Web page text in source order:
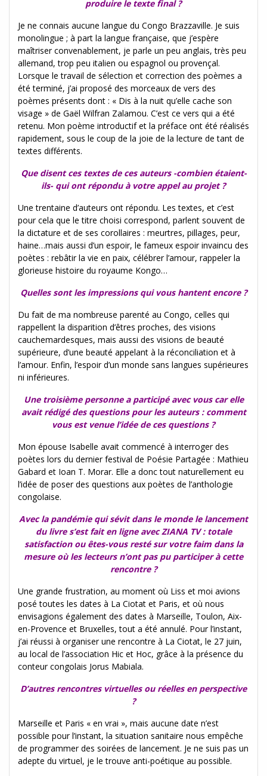
produire le texte final ?
Je ne connais aucune langue du Congo Brazzaville. Je suis
monolingue ; à part la langue française, que j’espère
maîtriser convenablement, je parle un peu anglais, très peu
allemand, trop peu italien ou espagnol ou provençal.
Lorsque le travail de sélection et correction des poèmes a
été terminé, j’ai proposé des morceaux de vers des
poèmes présents dont : « Dis à la nuit qu’elle cache son
visage » de Gaël Wilfran Zalamou. C’est ce vers qui a été
retenu. Mon poème introductif et la préface ont été réalisés
rapidement, sous le coup de la joie de la lecture de tant de
textes différents.
Que disent ces textes de ces auteurs -combien étaient-
ils- qui ont répondu à votre appel au projet ?
Une trentaine d’auteurs ont répondu. Les textes, et c’est
pour cela que le titre choisi correspond, parlent souvent de
la dictature et de ses corollaires : meurtres, pillages, peur,
haine…mais aussi d’un espoir, le fameux espoir invaincu des
poètes : rebâtir la vie en paix, célébrer l’amour, rappeler la
glorieuse histoire du royaume Kongo…
Quelles sont les impressions qui vous hantent encore ?
Du fait de ma nombreuse parenté au Congo, celles qui
rappellent la disparition d’êtres proches, des visions
cauchemardesques, mais aussi des visions de beauté
supérieure, d’une beauté appelant à la réconciliation et à
l’amour. Enfin, l’espoir d’un monde sans langues supérieures
ni inférieures.
Une troisième personne a participé avec vous car elle
avait rédigé des questions pour les auteurs : comment
vous est venue l’idée de ces questions ?
Mon épouse Isabelle avait commencé à interroger des
poètes lors du dernier festival de Poésie Partagée : Mathieu
Gabard et Ioan T. Morar. Elle a donc tout naturellement eu
l’idée de poser des questions aux poètes de l’anthologie
congolaise.
Avec la pandémie qui sévit dans le monde le lancement
du livre s’est fait en ligne avec ZIANA TV : totale
satisfaction ou êtes-vous resté sur votre faim dans la
mesure où les lecteurs n’ont pas pu participer à cette
rencontre ?
Une grande frustration, au moment où Liss et moi avions
posé toutes les dates à La Ciotat et Paris, et où nous
envisagions également des dates à Marseille, Toulon, Aix-
en-Provence et Bruxelles, tout a été annulé. Pour l’instant,
j’ai réussi à organiser une rencontre à La Ciotat, le 27 juin,
au local de l’association Hic et Hoc, grâce à la présence du
conteur congolais Jorus Mabiala.
D’autres rencontres virtuelles ou réelles en perspective
?
Marseille et Paris « en vrai », mais aucune date n’est
possible pour l’instant, la situation sanitaire nous empêche
de programmer des soirées de lancement. Je ne suis pas un
adepte du virtuel, je le trouve anti-poétique au possible.